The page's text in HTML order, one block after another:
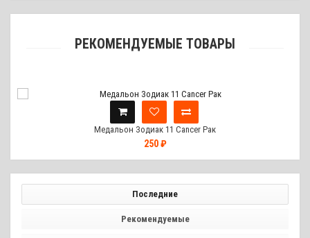
РЕКОМЕНДУЕМЫЕ ТОВАРЫ
Медальон Зодиак 11 Cancer Рак
250 ₽
Последние
Рекомендуемые